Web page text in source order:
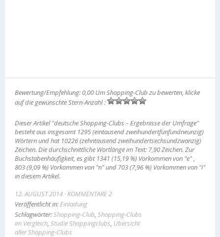
Bewertung/Empfehlung: 0,00 Um Shopping-Club zu bewerten, klicke
auf die gewünschte Stern-Anzahl :
Dieser Artikel "deutsche Shopping-Clubs – Ergebnisse der Umfrage"
besteht aus insgesamt 1295 (eintausend zweihundertfünfundneunzig)
Wörtern und hat 10226 (zehntausend zweihundertsechsundzwanzig)
Zeichen. Die durchschnittliche Wortlänge im Text: 7,90 Zeichen. Zur
Buchstabenhäufigkeit, es gibt 1341 (15,19 %) Vorkommen von "e" ,
803 (9,09 %) Vorkommen von "n" und 703 (7,96 %) Vorkommen von "i"
in diesem Artikel.
12. AUGUST 2014 KOMMENTARE 2
Veröffentlicht in:Einladung
Schlagwörter:Shopping-Club, Shopping-Clubs
im Vergleich, Studie Shoppingclubs, Übersicht
aller Shopping-Clubs